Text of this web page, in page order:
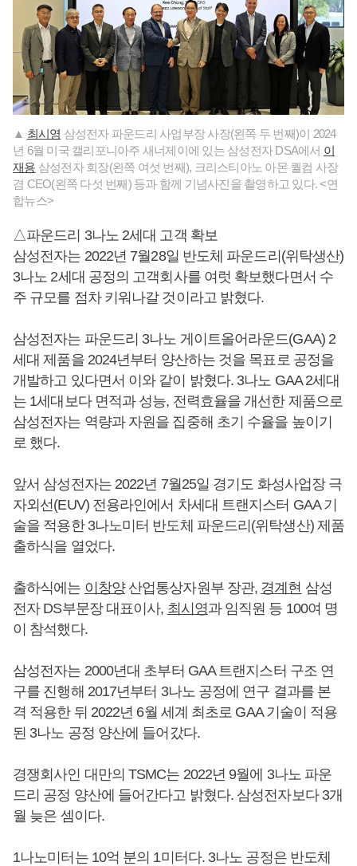
▲ 최시영 삼성전자 파운드리 사업부장 사장(왼쪽 두 번째)이 2024
년 6월 미국 캘리포니아주 새너제이에 있는 삼성전자 DSA에서 이
재용 삼성전자 회장(왼쪽 여섯 번째), 크리스티아노 아몬 퀄컴 사장
겸 CEO(왼쪽 다섯 번째) 등과 함께 기념사진을 촬영하고 있다. <연
합뉴스>
△파운드리 3나노 2세대 고객 확보
삼성전자는 2022년 7월28일 반도체 파운드리(위탁생산)
3나노 2세대 공정의 고객회사를 여럿 확보했다면서 수
주 규모를 점차 키워나갈 것이라고 밝혔다.
삼성전자는 파운드리 3나노 게이트올어라운드(GAA) 2
세대 제품을 2024년부터 양산하는 것을 목표로 공정을
개발하고 있다면서 이와 같이 밝혔다. 3나노 GAA 2세대
는 1세대보다 면적과 성능, 전력효율을 개선한 제품으로
삼성전자는 역량과 자원을 집중해 초기 수율을 높이기
로 했다.
앞서 삼성전자는 2022년 7월25일 경기도 화성사업장 극
자외선(EUV) 전용라인에서 차세대 트랜지스터 GAA 기
술을 적용한 3나노미터 반도체 파운드리(위탁생산) 제품
출하식을 열었다.
출하식에는 이창양산업통상자원부 장관, 경계현 삼성
전자 DS부문장 대표이사, 최시영과 임직원 등 100여 명
이 참석했다.
삼성전자는 2000년대 초부터 GAA 트랜지스터 구조 연
구를 진행해 2017년부터 3나노 공정에 연구 결과를 본
격 적용한 뒤 2022년 6월 세계 최초로 GAA 기술이 적용
된 3나노 공정 양산에 들어갔다.
경쟁회사인 대만의 TSMC는 2022년 9월에 3나노 파운
드리 공정 양산에 들어간다고 밝혔다. 삼성전자보다 3개
월 늦은 셈이다.
1나노미터는 10억 분의 1미터다. 3나노 공정은 반도체